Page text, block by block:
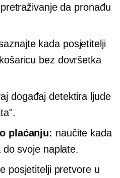
da pronađu
kada posjetitelji
bez dovršetka
događaj detektira ljude
plaćanju: naučite kada
svoje naplate.
posjetitelji pretvore u